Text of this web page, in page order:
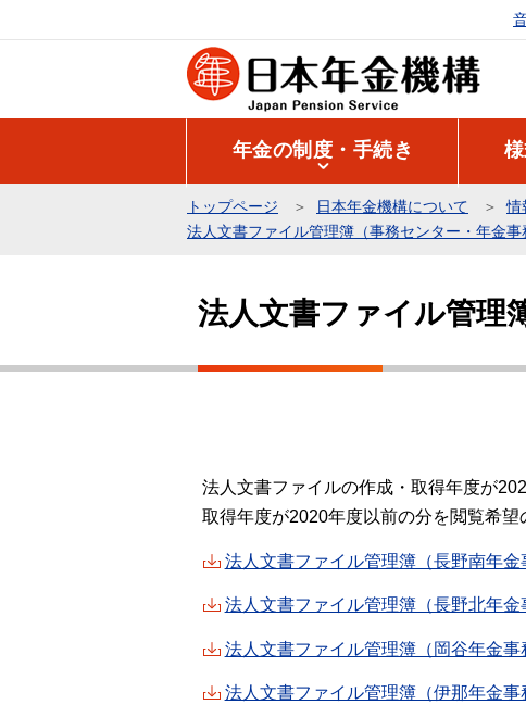
の
年金の制度・手続き
トップページ 日本年金機構について 情
法人文書ファイル管理簿（事務センター・年金事
法人文書ファイル管理
法人文書ファイルの作成・取得年度が
取得年度が2020年度以前の分を閲覧希望
法人文書ファイル管理簿（長野南年
法人文書ファイル管理簿（長野北年
法人文書ファイル管理簿（岡谷年金
法人文書ファイル管理簿（伊那年金